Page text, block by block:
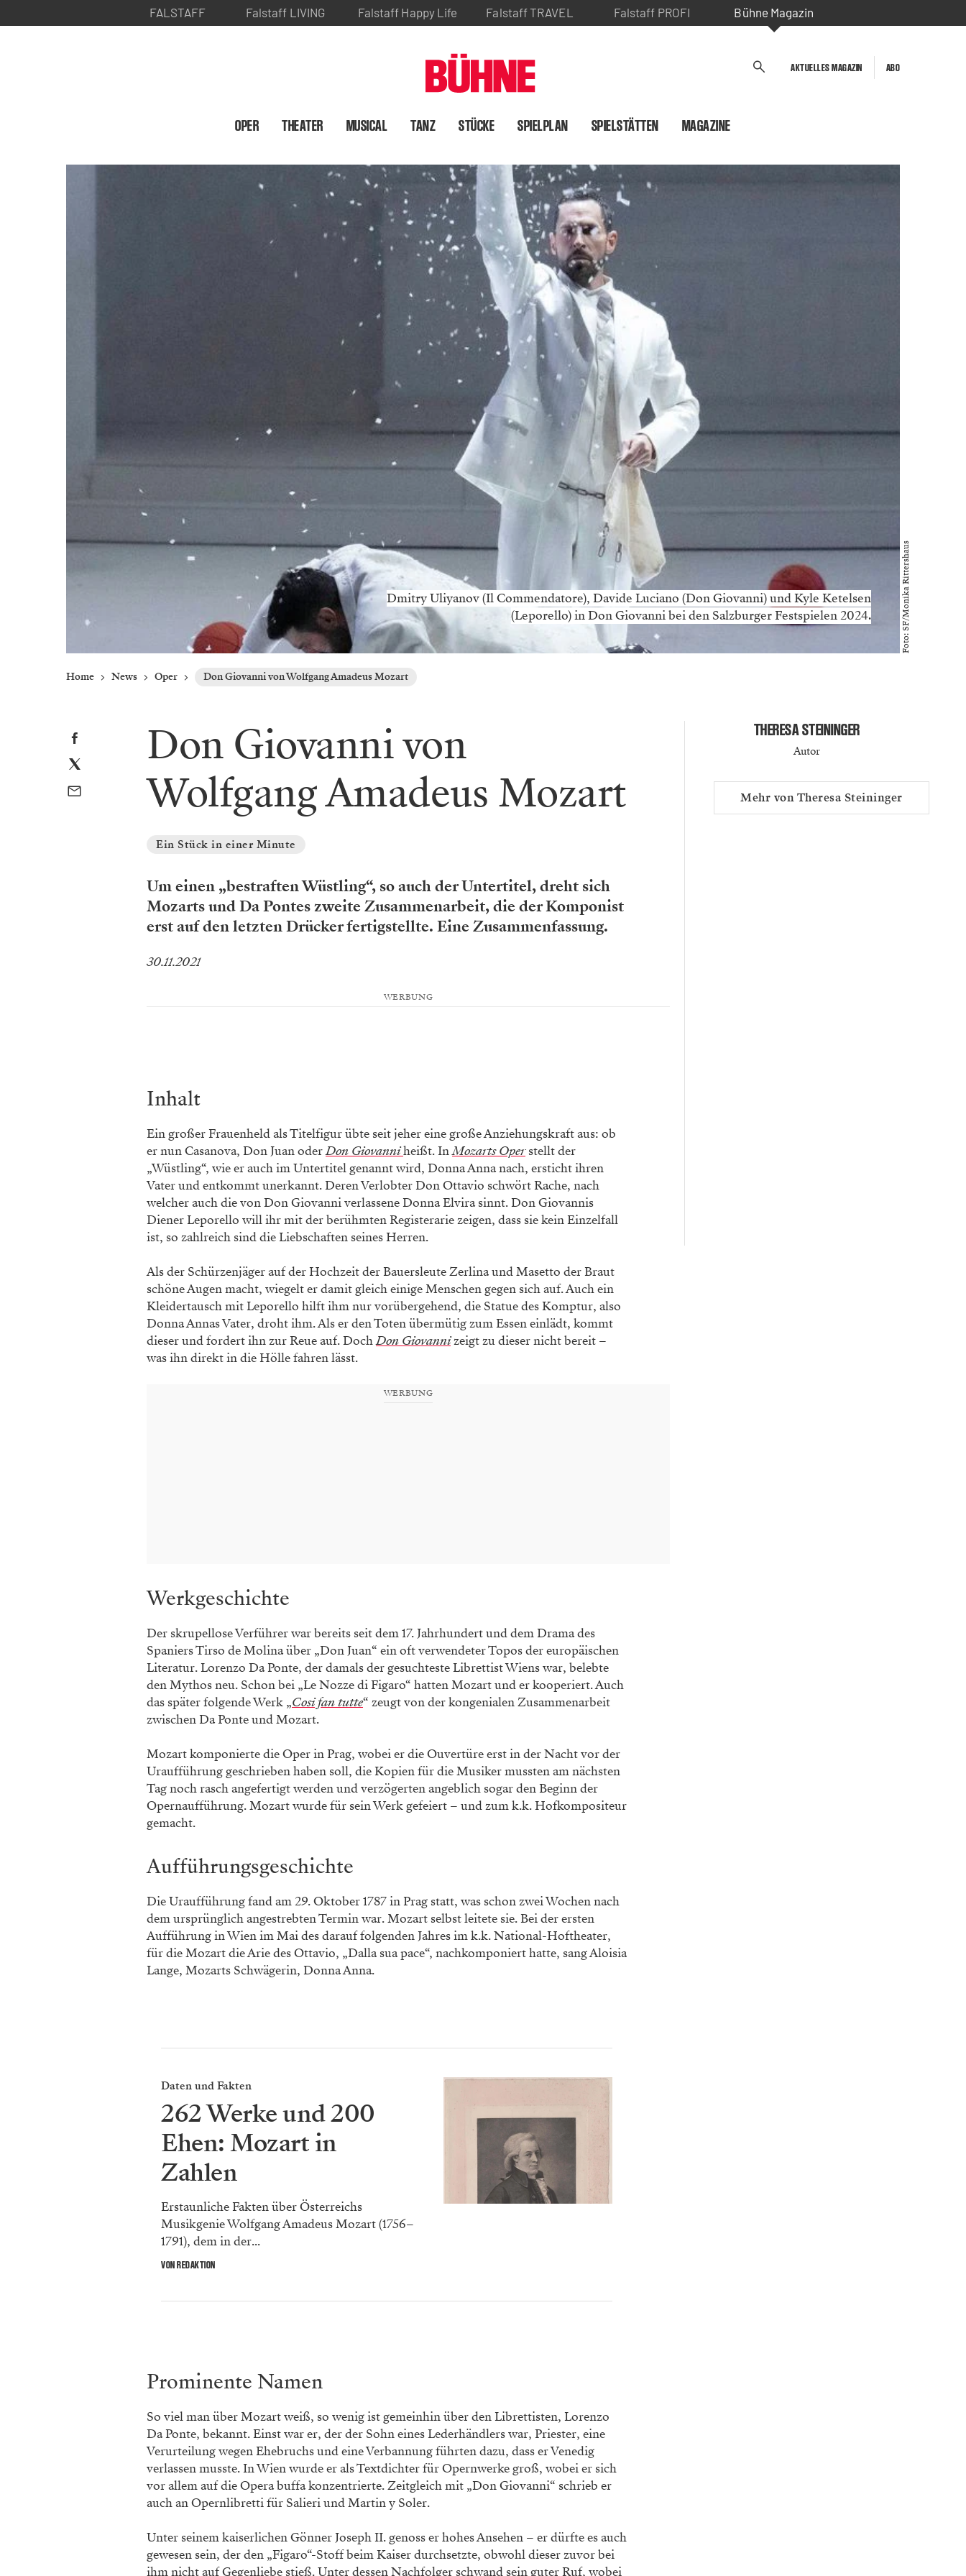
FALSTAFF Falstaff LIVING Falstaff Happy Life Falstaff TRAVEL Falstaff PROFI Bühne Magazin
AKTUELLES MAGAZIN ABO
OPER THEATER MUSICAL TANZ STÜCKE SPIELPLAN SPIELSTÄTTEN MAGAZINE
Dmitry Uliyanov (Il Commendatore), Davide Luciano (Don Giovanni) und Kyle Ketelsen
(Leporello) in Don Giovanni bei den Salzburger Festspielen 2024.
Foto: SF/Monika Rittershaus
Home News Oper Don Giovanni von Wolfgang Amadeus Mozart
Don Giovanni von
Wolfgang Amadeus Mozart
Ein Stück in einer Minute
Um einen „bestraften Wüstling“, so auch der Untertitel, dreht sich
Mozarts und Da Pontes zweite Zusammenarbeit, die der Komponist
erst auf den letzten Drücker fertigstellte. Eine Zusammenfassung.
30.11.2021
WERBUNG
Inhalt
Ein großer Frauenheld als Titelfigur übte seit jeher eine große Anziehungskraft aus: ob
er nun Casanova, Don Juan oderDon Giovanniheißt. InMozarts Operstellt der
„Wüstling“, wie er auch im Untertitel genannt wird, Donna Anna nach, ersticht ihren
Vater und entkommt unerkannt. Deren Verlobter Don Ottavio schwört Rache, nach
welcher auch die von Don Giovanni verlassene Donna Elvira sinnt. Don Giovannis
Diener Leporello will ihr mit der berühmten Registerarie zeigen, dass sie kein Einzelfall
ist, so zahlreich sind die Liebschaften seines Herren.
Als der Schürzenjäger auf der Hochzeit der Bauersleute Zerlina und Masetto der Braut
schöne Augen macht, wiegelt er damit gleich einige Menschen gegen sich auf. Auch ein
Kleidertausch mit Leporello hilft ihm nur vorübergehend, die Statue des Komptur, also
Donna Annas Vater, droht ihm. Als er den Toten übermütig zum Essen einlädt, kommt
dieser und fordert ihn zur Reue auf. DochDon Giovannizeigt zu dieser nicht bereit –
was ihn direkt in die Hölle fahren lässt.
WERBUNG
Werkgeschichte
Der skrupellose Verführer war bereits seit dem 17. Jahrhundert und dem Drama des
Spaniers Tirso de Molina über „Don Juan“ ein oft verwendeter Topos der europäischen
Literatur. Lorenzo Da Ponte, der damals der gesuchteste Librettist Wiens war, belebte
den Mythos neu. Schon bei „Le Nozze di Figaro“ hatten Mozart und er kooperiert. Auch
das später folgende Werk „Cosi fan tutte“ zeugt von der kongenialen Zusammenarbeit
zwischen Da Ponte und Mozart.
Mozart komponierte die Oper in Prag, wobei er die Ouvertüre erst in der Nacht vor der
Uraufführung geschrieben haben soll, die Kopien für die Musiker mussten am nächsten
Tag noch rasch angefertigt werden und verzögerten angeblich sogar den Beginn der
Opernaufführung. Mozart wurde für sein Werk gefeiert – und zum k.k. Hofkompositeur
gemacht.
Aufführungsgeschichte
Die Uraufführung fand am 29. Oktober 1787 in Prag statt, was schon zwei Wochen nach
dem ursprünglich angestrebten Termin war. Mozart selbst leitete sie. Bei der ersten
Aufführung in Wien im Mai des darauf folgenden Jahres im k.k. National-Hoftheater,
für die Mozart die Arie des Ottavio, „Dalla sua pace“, nachkomponiert hatte, sang Aloisia
Lange, Mozarts Schwägerin, Donna Anna.
Daten und Fakten
262 Werke und 200
Ehen: Mozart in
Zahlen
Erstaunliche Fakten über Österreichs
Musikgenie Wolfgang Amadeus Mozart (1756–
1791), dem in der...
VON REDAKTION
Prominente Namen
So viel man über Mozart weiß, so wenig ist gemeinhin über den Librettisten, Lorenzo
Da Ponte, bekannt. Einst war er, der der Sohn eines Lederhändlers war, Priester, eine
Verurteilung wegen Ehebruchs und eine Verbannung führten dazu, dass er Venedig
verlassen musste. In Wien wurde er als Textdichter für Opernwerke groß, wobei er sich
vor allem auf die Opera buffa konzentrierte. Zeitgleich mit „Don Giovanni“ schrieb er
auch an Opernlibretti für Salieri und Martin y Soler.
Unter seinem kaiserlichen Gönner Joseph II. genoss er hohes Ansehen – er dürfte es auch
gewesen sein, der den „Figaro“-Stoff beim Kaiser durchsetzte, obwohl dieser zuvor bei
ihm nicht auf Gegenliebe stieß. Unter dessen Nachfolger schwand sein guter Ruf, wobei
THERESA STEININGER
Autor
Mehr von Theresa Steininger